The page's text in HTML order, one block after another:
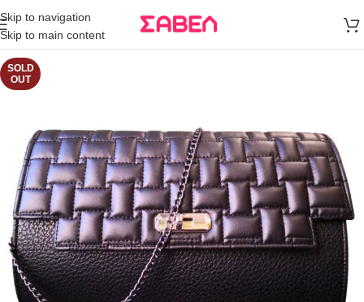
Skip to navigation
Skip to main content
άνω των 80€
Παραγγελία
SOLD
OUT